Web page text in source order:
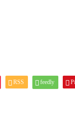
RSS feedly